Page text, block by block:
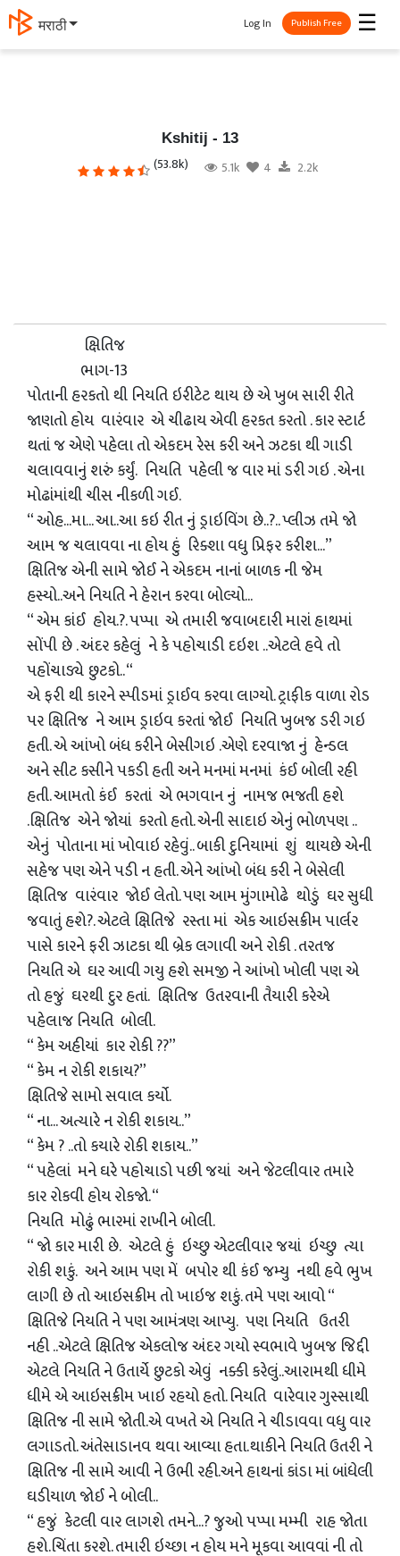
தமிழ் ☰
Log In Publish Free
Kshitij - 13
(53.8k) 5.1k 4 2.2k
ક્ષિતિજ
ભાગ-13
પોતાની હરકતો થી નિયતિ ઇરીટેટ થાય છે એ ખુબ સારી રીતે
જાણતો હોય વારંવાર એ ચીઢાય એવી હરકત કરતો . કાર સ્ટાર્ટ
થતાં જ એણે પહેલા તો એકદમ રેસ કરી અને ઝટકા થી ગાડી
ચલાવવાનું શરું કર્યું. નિયતિ પહેલી જ વાર માં ડરી ગઇ . એના
મોઢાંમાંથી ચીસ નીકળી ગઈ.
“ ઓહ...મા... આ..આ કઇ રીત નું ડ્રાઇવિંગ છે..?.. પ્લીઝ તમે જો
આમ જ ચલાવવા ના હોય હું રિક્શા વધુ પ્રિફર કરીશ...”
ક્ષિતિજ એની સામે જોઈ ને એકદમ નાનાં બાળક ની જેમ
હસ્યો..અને નિયતિ ને હેરાન કરવા બોલ્યો...
“ એમ કાંઈ હોય.?. પપ્પા એ તમારી જવાબદારી મારાં હાથમાં
સોંપી છે . અંદર કહેલું ને કે પહોચાડી દઇશ ..એટલે હવે તો
પહોંચાડ્યે છુટકો.. “
એ ફરી થી કારને સ્પીડમાં ડ્રાઈવ કરવા લાગ્યો. ટ્રાફીક વાળા રોડ
પર ક્ષિતિજ ને આમ ડ્રાઇવ કરતાં જોઈ નિયતિ ખુબજ ડરી ગઇ
હતી. એ આંખો બંધ કરીને બેસીગઇ .એણે દરવાજા નું હેન્ડલ
અને સીટ કસીને પકડી હતી અને મનમાં મનમાં કંઈ બોલી રહી
હતી. આમતો કંઈ કરતાં એ ભગવાન નું નામજ ભજતી હશે
.ક્ષિતિજ એને જોયાં કરતો હતો. એની સાદાઇ એનું ભોળપણ ..
એનું પોતાના માં ખોવાઇ રહેવું.. બાકી દુનિયામાં શું થાયછે એની
સહેજ પણ એને પડી ન હતી. એને આંખો બંધ કરી ને બેસેલી
ક્ષિતિજ વારંવાર જોઈ લેતો. પણ આમ મુંગામોઢે થોડું ઘર સુધી
જવાતું હશે?. એટલે ક્ષિતિજે રસ્તા માં એક આઇસક્રીમ પાર્લર
પાસે કારને ફરી ઝાટકા થી બ્રેક લગાવી અને રોકી . તરતજ
નિયતિ એ ઘર આવી ગયુ હશે સમજી ને આંખો ખોલી પણ એ
તો હજું ઘરથી દુર હતાં. ક્ષિતિજ ઉતરવાની તૈયારી કરેએ
પહેલાજ નિયતિ બોલી.
“ કેમ અહીયાં કાર રોકી ??”
“ કેમ ન રોકી શકાય?”
ક્ષિતિજે સામો સવાલ કર્યો.
“ ના... અત્યારે ન રોકી શકાય..”
“ કેમ ? ..તો કયારે રોકી શકાય..”
“ પહેલાં મને ઘરે પહોચાડો પછી જયાં અને જેટલીવાર તમારે
કાર રોકવી હોય રોકજો. “
નિયતિ મોઢું ભારમાં રાખીને બોલી.
“ જો કાર મારી છે. એટલે હું ઇચ્છુ એટલીવાર જયાં ઇચ્છુ ત્યા
રોકી શકું. અને આમ પણ મેં બપોર થી કંઈ જમ્યુ નથી હવે ભુખ
લાગી છે તો આઇસક્રીમ તો ખાઇજ શકું. તમે પણ આવો “
ક્ષિતિજે નિયતિ ને પણ આમંત્રણ આપ્યુ. પણ નિયતિ ઉતરી
નહી ..એટલે ક્ષિતિજ એકલોજ અંદર ગયો સ્વભાવે ખુબજ જિદ્દી
એટલે નિયતિ ને ઉતાર્યે છુટકો એવું નક્કી કરેલું..આરામથી ધીમે
ધીમે એ આઇસક્રીમ ખાઇ રહયો હતો. નિયતિ વારેવાર ગુસ્સાથી
ક્ષિતિજ ની સામે જોતી.એ વખતે એ નિયતિ ને ચીડાવવા વધુ વાર
લગાડતો. અંતેસાડાનવ થવા આવ્યા હતા.થાકીને નિયતિ ઉતરી ને
ક્ષિતિજ ની સામે આવી ને ઉભી રહી.અને હાથનાં કાંડા માં બાંધેલી
ઘડીયાળ જોઈ ને બોલી..
“ હજું કેટલી વાર લાગશે તમને...? જુઓ પપ્પા મમ્મી રાહ જોતા
હશે.ચિંતા કરશે. તમારી ઇચ્છા ન હોય મને મૂકવા આવવાં ની તો